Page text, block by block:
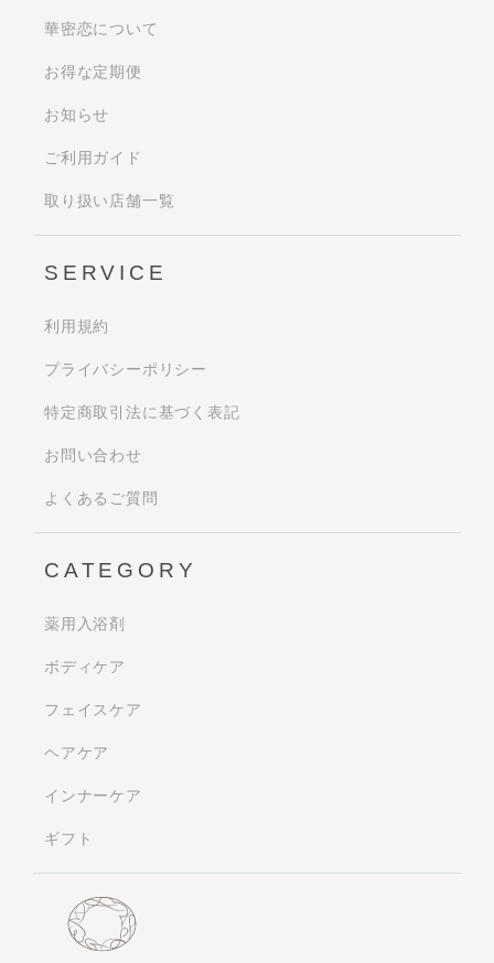
華密恋について
お得な定期便
お知らせ
ご利用ガイド
取り扱い店舗一覧
SERVICE
利用規約
プライバシーポリシー
特定商取引法に基づく表記
お問い合わせ
よくあるご質問
CATEGORY
薬用入浴剤
ボディケア
フェイスケア
ヘアケア
インナーケア
ギフト